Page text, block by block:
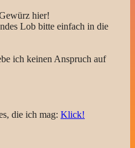
hier!
Lob bitte einfach in die
ich keinen Anspruch auf
die ich mag: Klick!